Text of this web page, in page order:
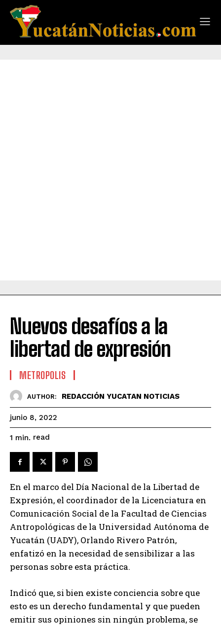
Nuevos desafíos a la
libertad de expresión
METROPOLIS
AUTHOR: REDACCIÓN YUCATAN NOTICIAS
junio 8, 2022
1 min. read
En el marco del Día Nacional de la Libertad de
Expresión, el coordinador de la Licenciatura en
Comunicación Social de la Facultad de Ciencias
Antropológicas de la Universidad Autónoma de
Yucatán (UADY), Orlando Rivero Patrón,
enfatizó en la necesidad de sensibilizar a las
personas sobre esta práctica.
Indicó que, si bien existe conciencia sobre que
esto es un derecho fundamental y que pueden
emitir sus opiniones sin ningún problema, se